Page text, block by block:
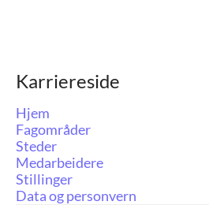
Karriereside
Hjem
Fagområder
Steder
Medarbeidere
Stillinger
Data og personvern